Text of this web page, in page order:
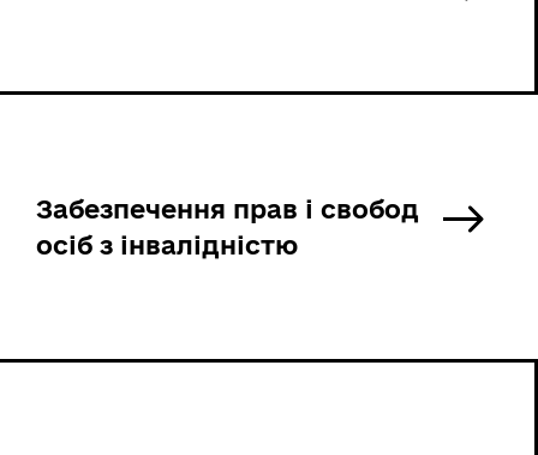
Забезпечення прав і свобод
осіб з інвалідністю